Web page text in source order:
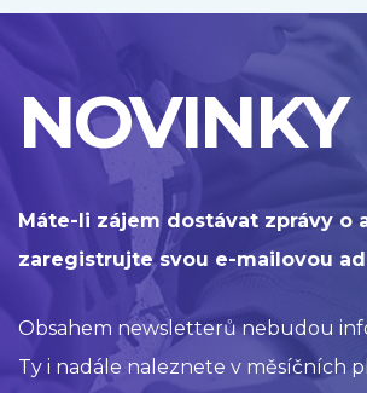
Máte-li zájem dostávat zprávy o
zaregistrujte svou e-mailovou
Obsahem newsletterů nebudou
Ty i nadále naleznete v měsíčních